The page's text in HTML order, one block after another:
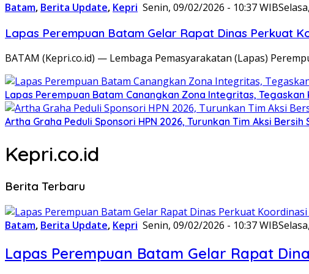
Batam, Berita Update, Kepri Senin, 09/02/2026 - 10:37 WIB
Lapas Perempuan Batam Gelar Rapat Dinas Perkuat
BATAM (Kepri.co.id) — Lembaga Pemasyarakatan (Lapas)
Lapas Perempuan Batam Canangkan Zona Integritas, Tegaskan
Artha Graha Peduli Sponsori HPN 2026, Turunkan Tim Aksi Bersih
Kepri.co.id
Berita Terbaru
Batam, Berita Update, Kepri Senin, 09/02/2026 - 10:37 WIB
Lapas Perempuan Batam Gelar Rapat